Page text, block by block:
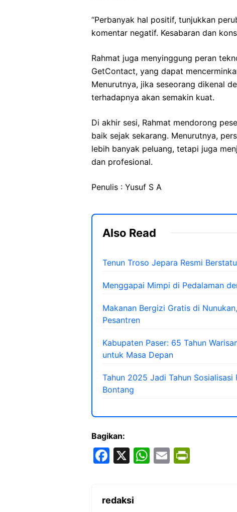
“Perbanyak hal positif, tunjukkan
komentar negatif. Kesabaran dan
Rahmat juga menyinggung peran
GetContact, yang dapat
Menurutnya, jika seseorang dikenal
terhadapnya akan semakin kuat.
Di akhir sesi, Rahmat mendorong
baik sejak sekarang. Menurutnya,
lebih banyak peluang, tetapi juga
dan profesional.
Penulis : Yusuf S A
Also Read
Tenun Troso Jepara Resmi
Menggapai Mimpi di Pedalaman
Makanan Bergizi Gratis di
Pesantren
Kabupaten Paser: 65 Tahun
untuk Masa Depan
Tahun 2025 Jadi Tahun
Bontang
Bagikan:
F
e
X
W E
redaksi